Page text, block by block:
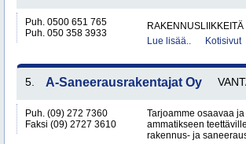
Puh. 0500 651 765
Puh. 050 358 3933
RAKENNUSLIIKKEITÄ
Lue lisää..
Kotisivut
5. A-Saneerausrakentajat Oy
Puh. (09) 272 7360
Faksi (09) 2727 3610
Tarjoamme osaavaa
ammatikseen
rakennus- ja